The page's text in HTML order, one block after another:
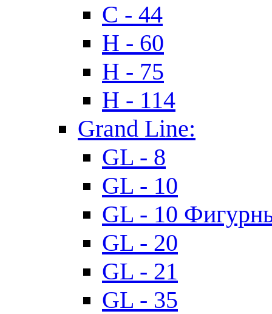
C - 44
H - 60
H - 75
H - 114
Grand Line:
GL - 8
GL - 10
GL - 10
GL - 20
GL - 21
GL - 35